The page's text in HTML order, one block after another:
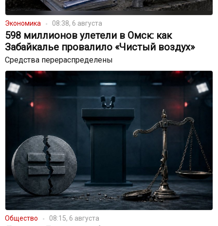
Экономика 08:38, 6 августа
598 миллионов улетели в Омск: как
Забайкалье провалило «Чистый воздух»
Средства перераспределены
Общество 08:15, 6 августа